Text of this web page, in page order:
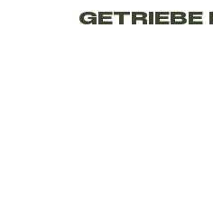
GETRIEBE